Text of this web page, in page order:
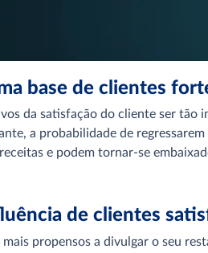
base de clientes
da satisfação do cliente ser tão
a probabilidade de
e podem tornar-se
de clientes
propensos a divulgar o seu